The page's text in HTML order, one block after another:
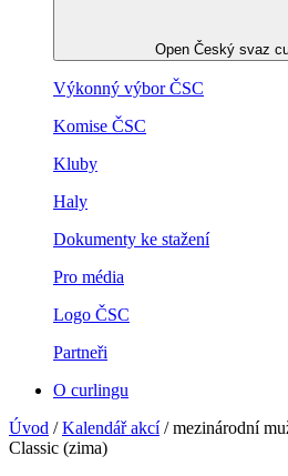
Open Český svaz
Výkonný výbor ČSC
Komise ČSC
Kluby
Haly
Dokumenty ke stažení
Pro média
Logo ČSC
Partneři
O curlingu
Úvod /Kalendář akcí/mezinárodní
Classic (zima)